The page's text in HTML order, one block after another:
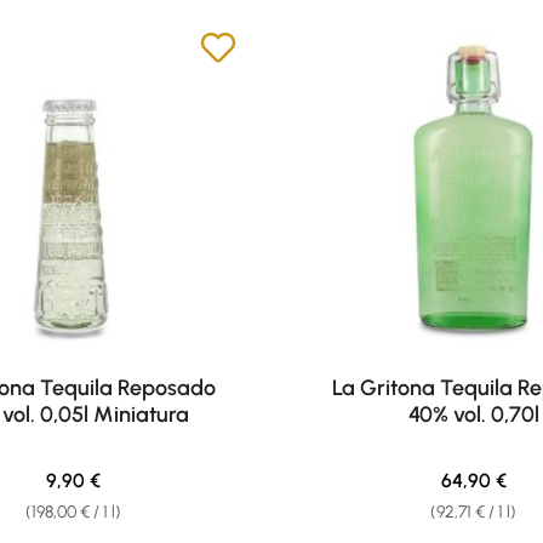
Tequila Reposado
vol. 0,05l Miniatura
(198,00 € / 1 l)
Regular price:
9,90 €
La Gritona Tequila
40% vol. 0,70l
(92,71 € / 1 l)
Regular
64,90 €